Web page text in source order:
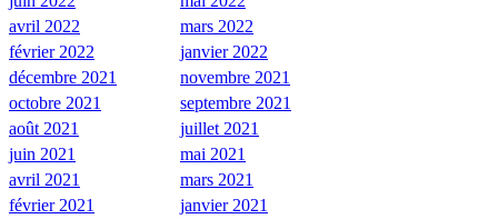
avril 2022
mars 2022
février 2022
janvier 2022
décembre 2021
novembre 2021
octobre 2021
septembre 2021
août 2021
juillet 2021
juin 2021
mai 2021
avril 2021
mars 2021
février 2021
janvier 2021